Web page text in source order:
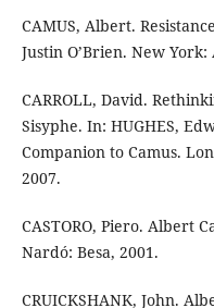
CAMUS, Albert.
Justin O’Brien. New
CARROLL, David.
Sisyphe. In: HUGHES,
Companion to Camus.
2007.
CASTORO, Piero. Albert
Nardó: Besa, 2001.
CRUICKSHANK, John.